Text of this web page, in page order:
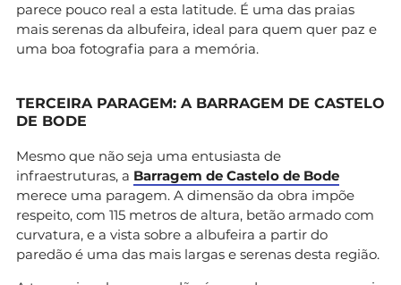
parece pouco real a esta latitude. É uma das praias
mais serenas da albufeira, ideal para quem quer paz e
uma boa fotografia para a memória.
TERCEIRA PARAGEM: A BARRAGEM DE CASTELO
DE BODE
Mesmo que não seja uma entusiasta de
infraestruturas, a Barragem de Castelo de Bode
merece uma paragem. A dimensão da obra impõe
respeito, com 115 metros de altura, betão armado com
curvatura, e a vista sobre a albufeira a partir do
paredão é uma das mais largas e serenas desta região.